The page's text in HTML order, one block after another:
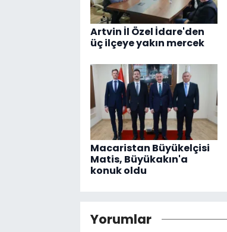
Artvin İl Özel İdare'den
üç ilçeye yakın mercek
Macaristan Büyükelçisi
Matis, Büyükakın'a
konuk oldu
Yorumlar